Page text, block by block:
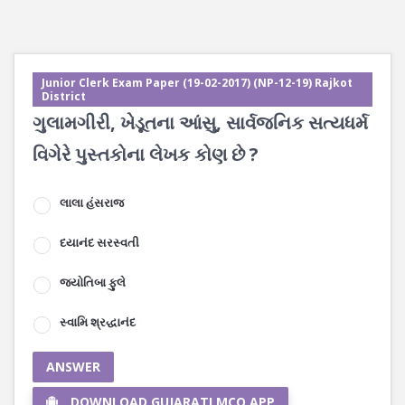
Junior Clerk Exam Paper (19-02-2017) (NP-12-19) Rajkot
District
ગુલામગીરી, ખેડૂતના આંસુ, સાર્વજનિક સત્યધર્મ
વિગેરે પુસ્તકોના લેખક કોણ છે ?
લાલા હંસરાજ
દયાનંદ સરસ્વતી
જ્યોતિબા ફુલે
સ્વામિ શ્રદ્ધાનંદ
ANSWER